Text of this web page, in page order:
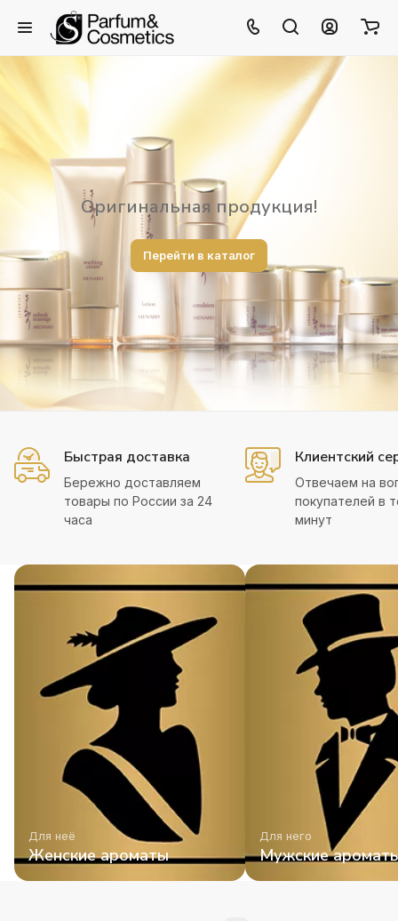
Оригинальная продукция!
Перейти в каталог
Быстрая доставка
Бережно доставляем
товары по России за 24
часа
Клиентский
Отвечаем на
покупателей в
минут
Для неё
Женские ароматы
Для него
Мужские